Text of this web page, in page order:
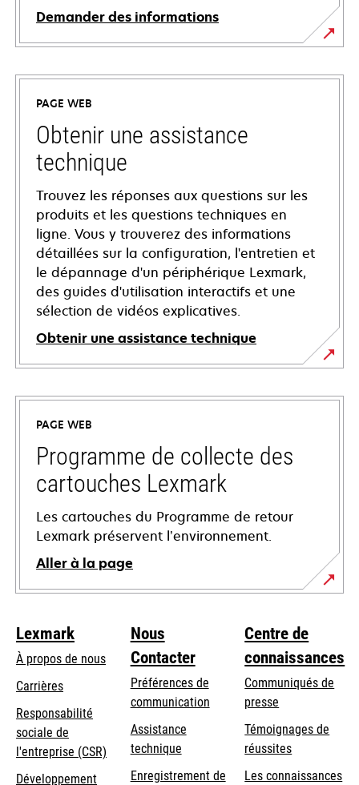
Demander des informations
PAGE WEB
Obtenir une assistance
technique
Trouvez les réponses aux questions sur les
produits et les questions techniques en
ligne. Vous y trouverez des informations
détaillées sur la configuration, l'entretien et
le dépannage d'un périphérique Lexmark,
des guides d'utilisation interactifs et une
sélection de vidéos explicatives.
Obtenir une assistance technique
s’ouvre
dans
nouvel
onglet
PAGE WEB
Programme de collecte des
cartouches Lexmark
Les cartouches du Programme de retour
Lexmark préservent l’environnement.
Aller à la page
Lexmark
À propos de nous
Carrières
s’ouvre
dans
un
nouvel
Responsabilité
sociale de
l'entreprise (CSR) s’ouvre
Développement
Nous
Contacter
Préférences de
communication
s’ouvre
dans
un
Assistance
techniques’ouvre
Enregistrement de
Centre de
connaissances
Communiqués de
presse
Témoignages de
réussites
Les connaissances